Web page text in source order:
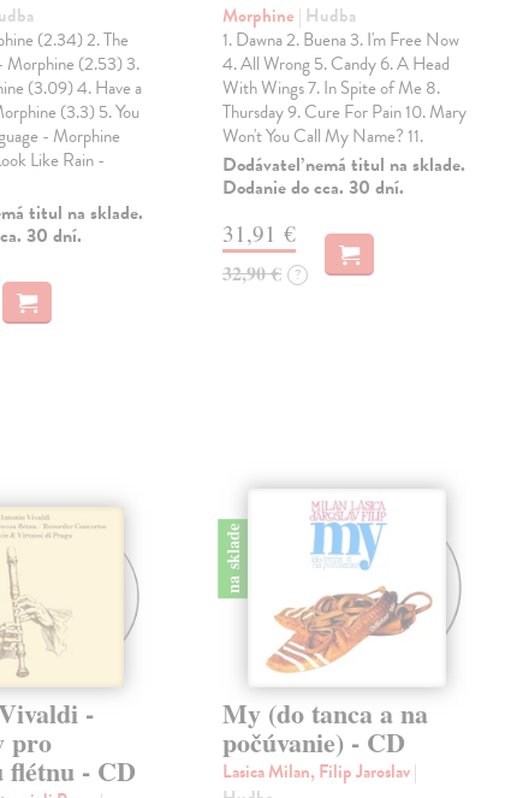
(2.34) 2. The
Morphine (2.53) 3.
(3.09) 4. Have a
(3.3) 5. You
- Morphine
Like Rain -
titul na sklade.
30 dní.
Morphine | Hudba
1. Dawna 2. Buena 3. I'm Free Now
4. All Wrong 5. Candy 6. A Head
With Wings 7. In Spite of Me 8.
Thursday 9. Cure For Pain 10. Mary
Won't You Call My Name? 11.
Dodávateľ nemá titul na sklade.
Dodanie do cca. 30 dní.
31,91 €
32,90 € ?
-
pro
flétnu - CD
na sklade
My (do tanca a na
počúvanie) - CD
Lasica Milan, Filip Jaroslav|